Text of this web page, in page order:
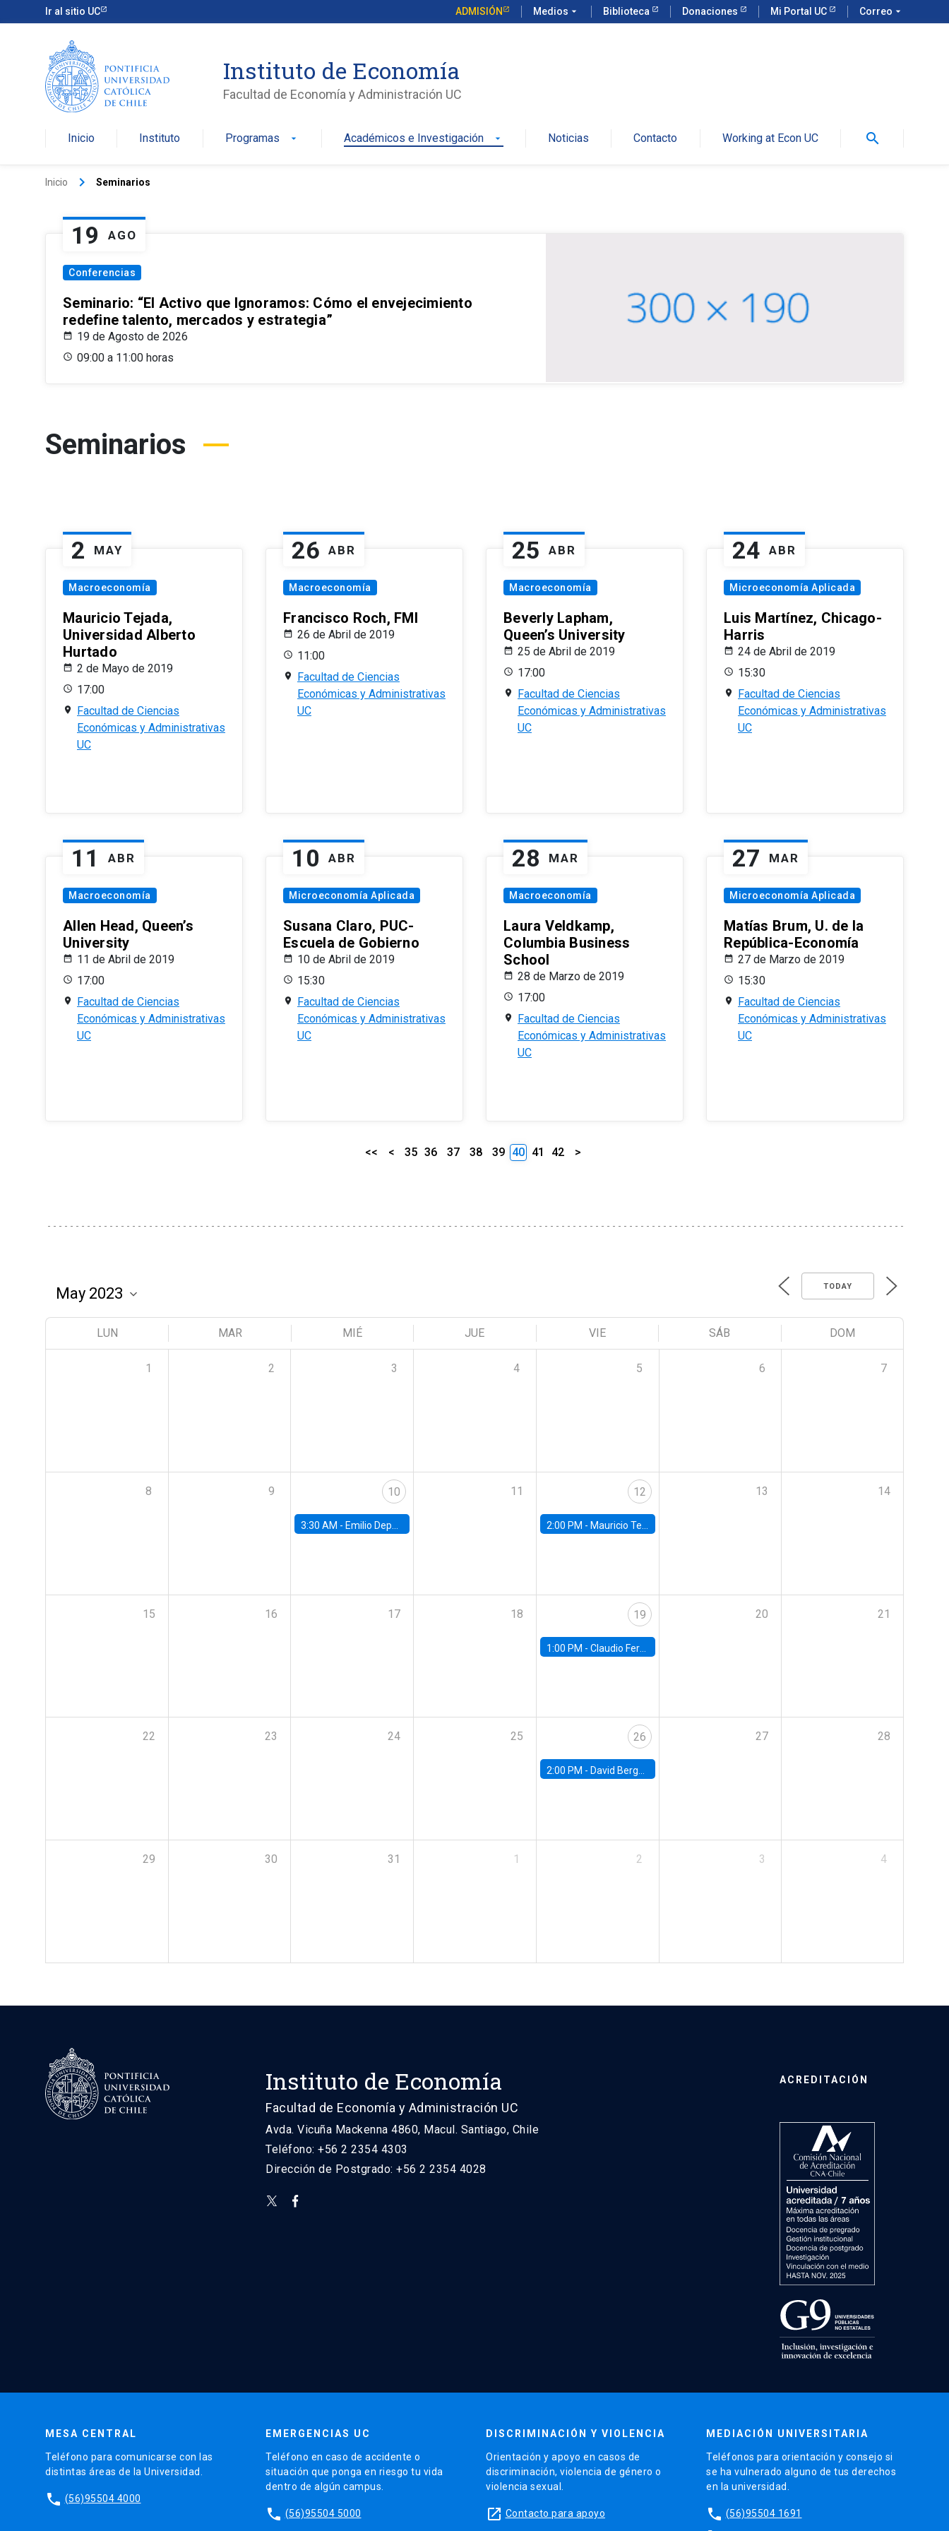
Ir al sitio UC ADMISIÓN Medios arrow_drop_down Biblioteca Donaciones Mi Portal UC Correo arrow_drop_down
Instituto de Economía
Facultad de Economía y Administración UC
Inicio Instituto Programas arrow_drop_down Académicos e Investigación arrow_drop_down Noticias Contacto Working at Econ UC search
Inicio keyboard_arrow_right Seminarios
19 AGO
Conferencias
Seminario: “El Activo que Ignoramos: Cómo el envejecimiento
redefine talento, mercados y estrategia”
19 de Agosto de 2026
09:00 a 11:00 horas
Seminarios
2 MAY
Macroeconomía
Mauricio Tejada,
Universidad Alberto
Hurtado
2 de Mayo de 2019
17:00
Facultad de Ciencias
Económicas y Administrativas
UC
26 ABR
Macroeconomía
Francisco Roch, FMI
26 de Abril de 2019
11:00
Facultad de Ciencias
Económicas y Administrativas
UC
25 ABR
Macroeconomía
Beverly Lapham,
Queen’s University
25 de Abril de 2019
17:00
Facultad de Ciencias
Económicas y Administrativas
UC
24 ABR
Microeconomía Aplicada
Luis Martínez, Chicago-
Harris
24 de Abril de 2019
15:30
Facultad de Ciencias
Económicas y Administrativas
UC
11 ABR
Macroeconomía
Allen Head, Queen’s
University
11 de Abril de 2019
17:00
Facultad de Ciencias
Económicas y Administrativas
UC
10 ABR
Microeconomía Aplicada
Susana Claro, PUC-
Escuela de Gobierno
10 de Abril de 2019
15:30
Facultad de Ciencias
Económicas y Administrativas
UC
28 MAR
Macroeconomía
Laura Veldkamp,
Columbia Business
School
28 de Marzo de 2019
17:00
Facultad de Ciencias
Económicas y Administrativas
UC
27 MAR
Microeconomía Aplicada
Matías Brum, U. de la
República-Economía
27 de Marzo de 2019
15:30
Facultad de Ciencias
Económicas y Administrativas
UC
<< < 35 36 37 38 39 40 41 42 >
TODAY
LUN MAR MIÉ JUE VIE SÁB DOM
1 2 3 4 5 6 7
8 9 10
3:30 AM - Emilio Depetris-Chauvín, Universidad Católica
11 12
2:00 PM - Mauricio Tejada, UDP
13 14
15 16 17 18 19
1:00 PM - Claudio Ferraz, British Columbia
20 21
22 23 24 25 26
2:00 PM - David Berger, Duke
27 28
29 30 31 1 2 3 4
Instituto de Economía
Facultad de Economía y Administración UC
Avda. Vicuña Mackenna 4860, Macul. Santiago, Chile
Teléfono: +56 2 2354 4303
Dirección de Postgrado: +56 2 2354 4028
ACREDITACIÓN
MESA CENTRAL
Teléfono para comunicarse con las
distintas áreas de la Universidad.
phone (56)95504 4000
EMERGENCIAS UC
Teléfono en caso de accidente o
situación que ponga en riesgo tu vida
dentro de algún campus.
phone (56)95504 5000
DISCRIMINACIÓN Y VIOLENCIA
Orientación y apoyo en casos de
discriminación, violencia de género o
violencia sexual.
launch Contacto para apoyo
MEDIACIÓN UNIVERSITARIA
Teléfonos para orientación y consejo si
se ha vulnerado alguno de tus derechos
en la universidad.
phone (56)95504 1691